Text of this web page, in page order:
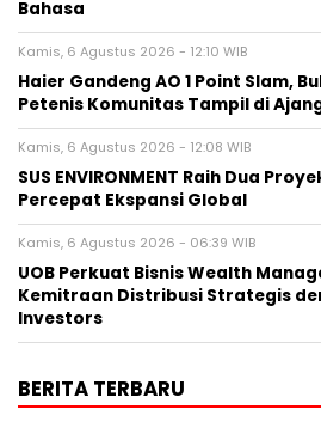
Bahasa
Kamis, 6 Agustus 2026 - 12:10 WIB
Haier Gandeng AO 1 Point Slam,
Petenis Komunitas Tampil di
Kamis, 6 Agustus 2026 - 12:08 WIB
SUS ENVIRONMENT Raih Dua
Percepat Ekspansi Global
Kamis, 6 Agustus 2026 - 06:39 WIB
UOB Perkuat Bisnis Wealth
Kemitraan Distribusi Strategis
Investors
BERITA TERBARU